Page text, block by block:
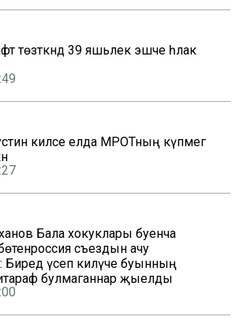
төзәткәндә 39 яшьлек эшче һәлак
киләсе елда МРОТның күпмегә
Бала хокуклары буенча
съездын ачу
Биредә үсеп килүче буынның
битараф булмаганнар җыелды